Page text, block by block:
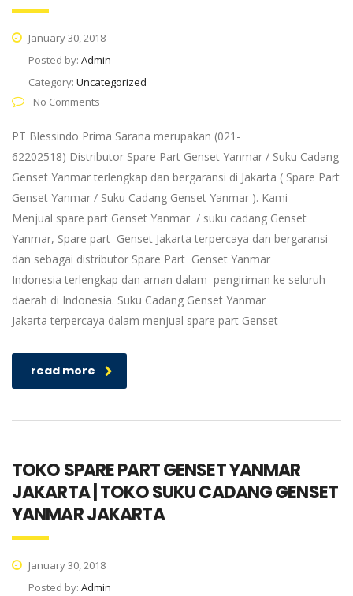
January 30, 2018
Posted by: Admin
Category: Uncategorized
No Comments
PT Blessindo Prima Sarana merupakan (021-
62202518) Distributor Spare Part Genset Yanmar / Suku Cadang
Genset Yanmar terlengkap dan bergaransi di Jakarta ( Spare Part
Genset Yanmar / Suku Cadang Genset Yanmar ). Kami
Menjual spare part Genset Yanmar / suku cadang Genset
Yanmar, Spare part Genset Jakarta terpercaya dan bergaransi
dan sebagai distributor Spare Part Genset Yanmar
Indonesia terlengkap dan aman dalam pengiriman ke seluruh
daerah di Indonesia. Suku Cadang Genset Yanmar
Jakarta terpercaya dalam menjual spare part Genset
read more
TOKO SPARE PART GENSET YANMAR
JAKARTA | TOKO SUKU CADANG GENSET
YANMAR JAKARTA
January 30, 2018
Posted by: Admin